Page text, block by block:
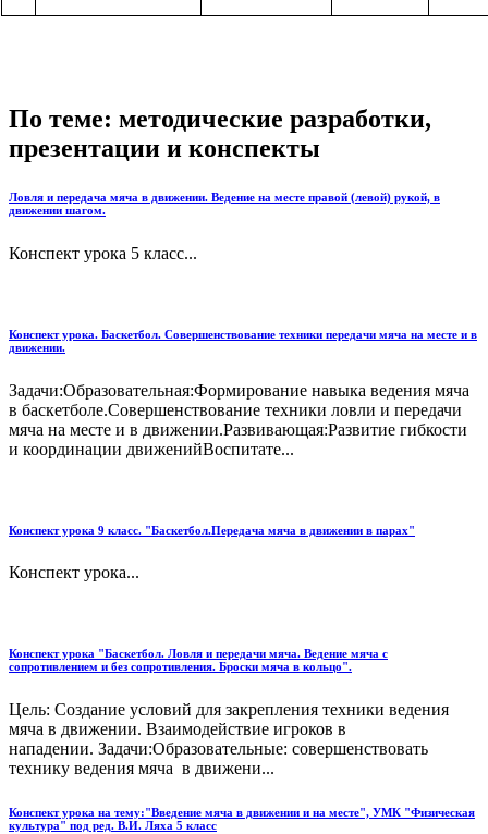
По теме: методические разработки,
презентации и конспекты
Ловля и передача мяча в движении. Ведение на месте правой (левой) рукой, в
движении шагом.
Конспект урока 5 класс...
Конспект урока. Баскетбол. Совершенствование техники передачи мяча на месте и в
движении.
Задачи:Образовательная:Формирование навыка ведения мяча
в баскетболе.Совершенствование техники ловли и передачи
мяча на месте и в движении.Развивающая:Развитие гибкости
и координации движенийВоспитате...
Конспект урока 9 класс. "Баскетбол.Передача мяча в движении в парах"
Конспект урока...
Конспект урока "Баскетбол. Ловля и передачи мяча. Ведение мяча с
сопротивлением и без сопротивления. Броски мяча в кольцо".
Цель: Создание условий для закрепления техники ведения
мяча в движении. Взаимодействие игроков в
нападении. Задачи:Образовательные: совершенствовать
технику ведения мяча в движени...
Конспект урока на тему:"Введение мяча в движении и на месте", УМК "Физическая
культура" под ред. В.И. Ляха 5 класс